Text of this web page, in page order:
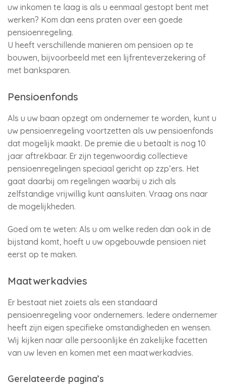
uw inkomen te laag is als u eenmaal gestopt bent met
werken? Kom dan eens praten over een goede
pensioenregeling.
U heeft verschillende manieren om pensioen op te
bouwen, bijvoorbeeld met een lijfrenteverzekering of
met banksparen.
Pensioenfonds
Als u uw baan opzegt om ondernemer te worden, kunt u
uw pensioenregeling voortzetten als uw pensioenfonds
dat mogelijk maakt. De premie die u betaalt is nog 10
jaar aftrekbaar. Er zijn tegenwoordig collectieve
pensioenregelingen speciaal gericht op zzp’ers. Het
gaat daarbij om regelingen waarbij u zich als
zelfstandige vrijwillig kunt aansluiten. Vraag ons naar
de mogelijkheden.
Goed om te weten: Als u om welke reden dan ook in de
bijstand komt, hoeft u uw opgebouwde pensioen niet
eerst op te maken.
Maatwerkadvies
Er bestaat niet zoiets als een standaard
pensioenregeling voor ondernemers. Iedere ondernemer
heeft zijn eigen specifieke omstandigheden en wensen.
Wij kijken naar alle persoonlijke én zakelijke facetten
van uw leven en komen met een maatwerkadvies.
Gerelateerde pagina’s